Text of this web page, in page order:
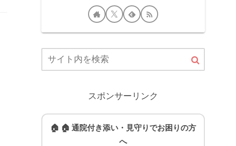
スポンサーリンク
🏠 🏠 通院付き添い・見守りでお困りの方
へ